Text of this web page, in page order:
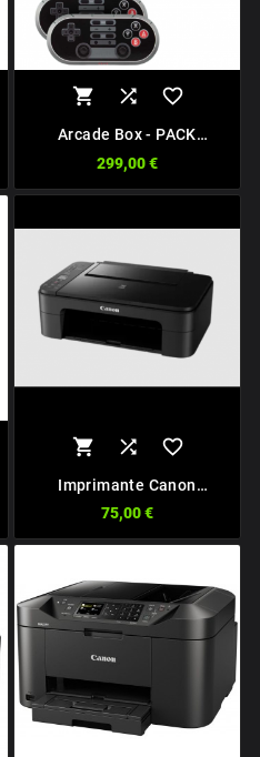
  
Arcade Box - PACK
299,00 €
  
Imprimante Canon
75,00 €